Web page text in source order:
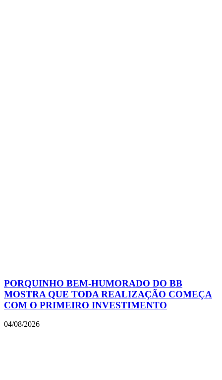
PORQUINHO BEM-HUMORADO DO BB
MOSTRA QUE TODA REALIZAÇÃO COMEÇA
COM O PRIMEIRO INVESTIMENTO
04/08/2026